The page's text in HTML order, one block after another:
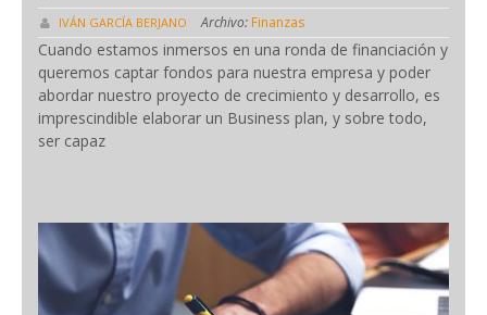
IVÁN GARCÍA BERJANO Archivo: Finanzas
Cuando estamos inmersos en una ronda de financiación y
queremos captar fondos para nuestra empresa y poder
abordar nuestro proyecto de crecimiento y desarrollo, es
imprescindible elaborar un Business plan, y sobre todo,
ser capaz